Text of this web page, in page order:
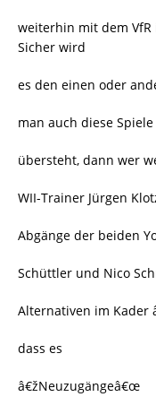
weiterhin mit dem
Sicher wird
es den einen oder
man auch diese
übersteht, dann wer
WII-Trainer Jürgen
Abgänge der beiden
Schüttler und Nico
Alternativen im Kader
dass es
â€žNeuzugängeâ€œ